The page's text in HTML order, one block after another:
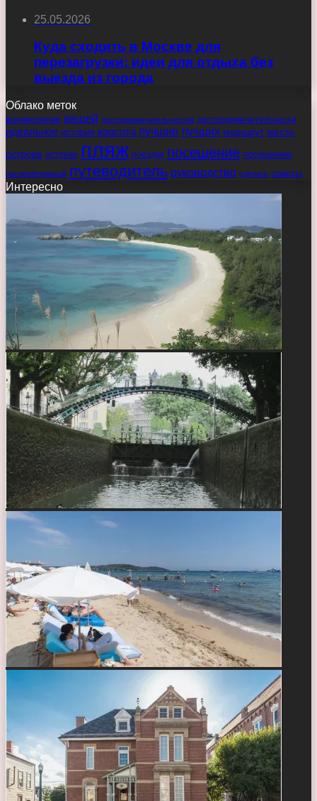
25.05.2026
Куда сходить в Москве для
перезагрузки: идеи для отдыха без
выезда из города
Облако меток
великолепие вещей достопримечательностей достопримечательности
идеальное история красота лучшие лучших маршрут место
острова острове пляж поездки посещение посещению
послеобеденный путеводитель руководство сделать советы
Интересно